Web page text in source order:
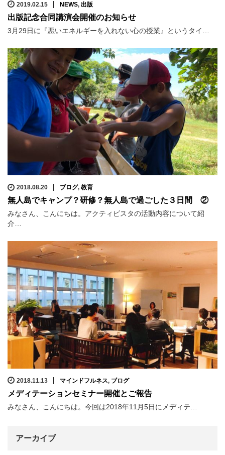
2019.02.15 NEWS, 出版
出版記念合同講演会開催のお知らせ
3月29日に『悪いエネルギーを入れない心の授業』というタイ…
2018.08.20 ブログ, 教育
無人島でキャンプ？研修？無人島で過ごした３日間 ②
みなさん、こんにちは。アクティビスタの活動内容について紹
介…
2018.11.13 マインドフルネス, ブログ
メディテーションセミナー開催とご報告
みなさん、こんにちは。今回は2018年11月5日にメディテ…
アーカイブ